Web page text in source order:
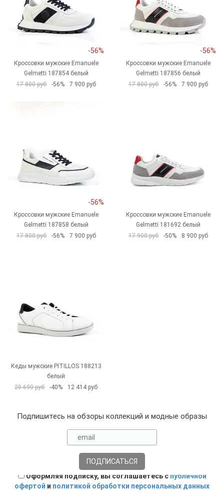
-56%
Кроссовки мужские Emanuele
Gelmetti 187854 белый
17 800 руб
-56% 7 900 руб
-56%
Кроссовки мужские Emanuele
Gelmetti 187856 белый
17 800 руб
-56% 7 900 руб
-56%
Кроссовки мужские Emanuele
Gelmetti 187858 белый
17 800 руб
-56% 7 900 руб
Кроссовки мужские Emanuele
Gelmetti 181692 белый
17 900 руб
-50% 8 900 руб
Кеды мужские PITILLOS 188213
белый
20 690 руб
-40% 12 414 руб
Подпишитесь на обзоры коллекций и модные образы
Оформляя подписку, вы соглашаетесь с публичной
офертой и политикой обработки персональных данных